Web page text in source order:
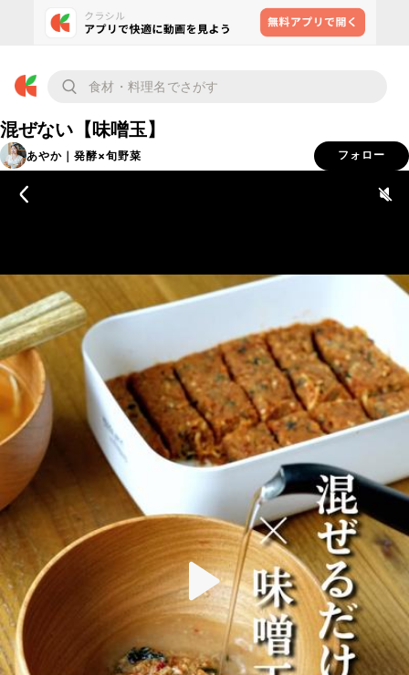
混ぜない【味噌玉】
あやか｜発酵×旬野菜 フォロー